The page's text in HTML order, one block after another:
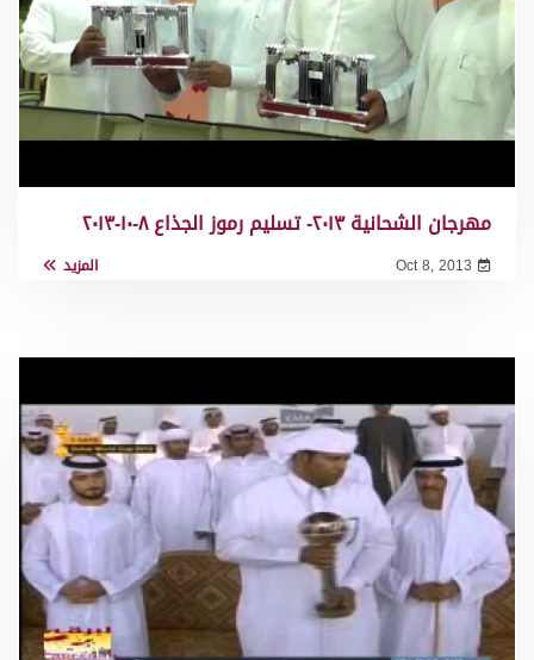
مهرجان الشحانية ٢٠١٣- تسليم رموز الجذاع ٨-١٠-٢٠١٣
Oct 8, 2013 المزيد